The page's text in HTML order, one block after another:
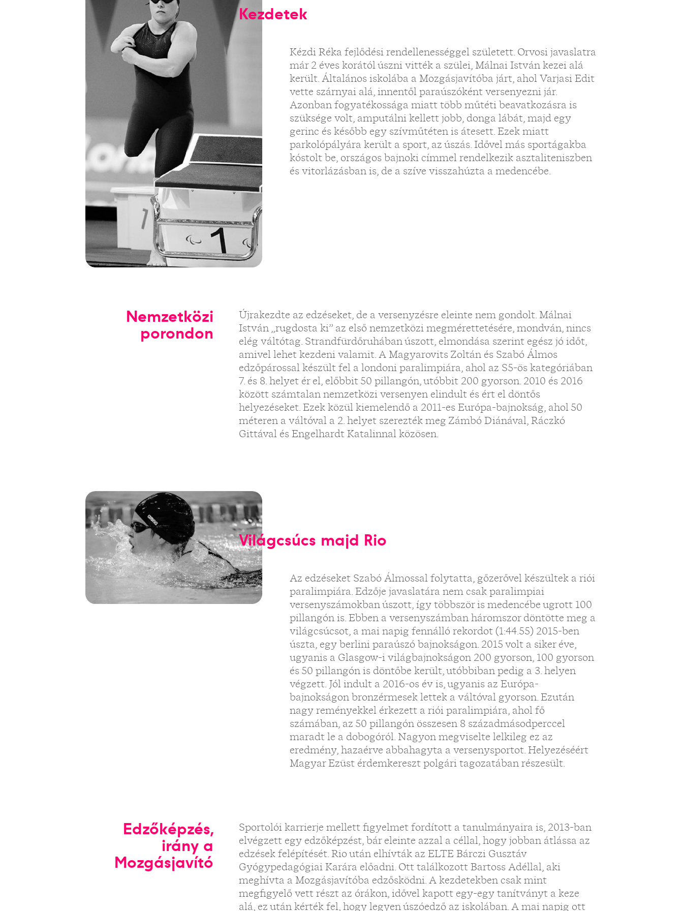
Kezdetek
Kézdi Réka fejlődési rendellenességgel született. Orvosi javaslatra
már 2 éves korától úszni vitték a szülei, Málnai István kezei alá
került. Általános iskolába a Mozgásjavítóba járt, ahol Varjasi Edit
vette szárnyai alá, innentől paraúszóként versenyezni jár.
Azonban fogyatékossága miatt több műtéti beavatkozásra is
szüksége volt, amputálni kellett jobb, donga lábát, majd egy
gerinc és később egy szívműtéten is átesett. Ezek miatt
parkolópályára került a sport, az úszás. Idővel más sportágakba
kóstolt be, országos bajnoki címmel rendelkezik asztaliteniszben
és vitorlázásban is, de a szíve visszahúzta a medencébe.
Nemzetközi
porondon
Újrakezdte az edzéseket, de a versenyzésre eleinte nem gondolt. Málnai
István „rugdosta ki” az első nemzetközi megmérettetésére, mondván, nincs
elég váltótag. Strandfürdőruhában úszott, elmondása szerint egész jó időt,
amivel lehet kezdeni valamit. A Magyarovits Zoltán és Szabó Álmos
edzőpárossal készült fel a londoni paralimpiára, ahol az S5-ös kategóriában
7. és 8. helyet ér el, előbbit 50 pillangón, utóbbit 200 gyorson. 2010 és 2016
között számtalan nemzetközi versenyen elindult és ért el döntős
helyezéseket. Ezek közül kiemelendő a 2011-es Európa-bajnokság, ahol 50
méteren a váltóval a 2. helyet szerezték meg Zámbó Diánával, Ráczkó
Gittával és Engelhardt Katalinnal közösen.
Világcsúcs majd Rio
Az edzéseket Szabó Álmossal folytatta, gőzerővel készültek a riói
paralimpiára. Edzője javaslatára nem csak paralimpiai
versenyszámokban úszott, így többször is medencébe ugrott 100
pillangón is. Ebben a versenyszámban háromszor döntötte meg a
világcsúcsot, a mai napig fennálló rekordot (1:44.55) 2015-ben
úszta, egy berlini paraúszó bajnokságon. 2015 volt a siker éve,
ugyanis a Glasgow-i világbajnokságon 200 gyorson, 100 gyorson
és 50 pillangón is döntőbe került, utóbbiban pedig a 3. helyen
végzett. Jól indult a 2016-os év is, ugyanis az Európa-
bajnokságon bronzérmesek lettek a váltóval gyorson. Ezután
nagy reményekkel érkezett a riói paralimpiára, ahol fő
számában, az 50 pillangón összesen 8 századmásodperccel
maradt le a dobogóról. Nagyon megviselte lelkileg ez az
eredmény, hazaérve abbahagyta a versenysportot. Helyezéséért
Magyar Ezüst érdemkereszt polgári tagozatában részesült.
Edzőképzés,
irány a
Mozgásjavító
Sportolói karrierje mellett figyelmet fordított a tanulmányaira is, 2013-ban
elvégzett egy edzőképzést, bár eleinte azzal a céllal, hogy jobban átlássa az
edzések felépítését. Rio után elhívták az ELTE Bárczi Gusztáv
Gyógypedagógiai Karára előadni. Ott találkozott Bartoss Adéllal, aki
meghívta a Mozgásjavítóba edzősködni. A kezdetekben csak mint
megfigyelő vett részt az órákon, idővel kapott egy-egy tanítványt a keze
alá, ez után kérték fel, hogy legyen úszóedző az iskolában. A mai napig ott